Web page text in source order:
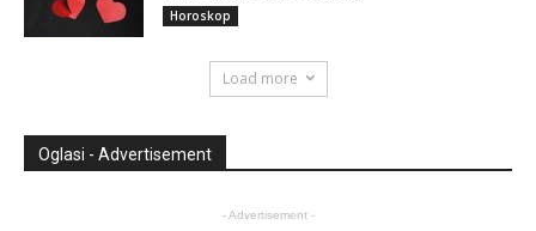
Horoskop
Load more
Oglasi - Advertisement
- Advertisement -